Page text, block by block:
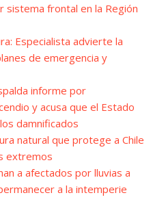
sistema frontal en la Región
Especialista advierte la
de emergencia y
informe por
y acusa que el Estado
damnificados
natural que protege a Chile
extremos
a afectados por lluvias a
a la intemperie